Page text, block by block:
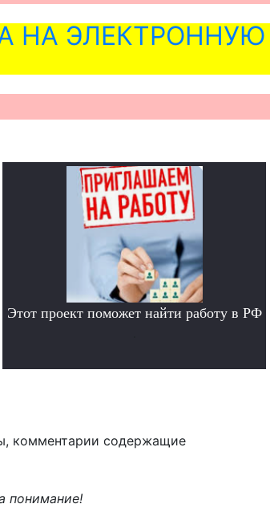
НА ЭЛЕКТРОННУЮ
Этот проект поможет найти работу в РФ
комментарии содержащие
понимание!